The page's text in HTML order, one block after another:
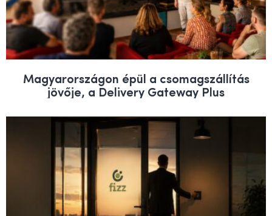
Magyarországon épül a csomagszállítás
jövője, a Delivery Gateway Plus